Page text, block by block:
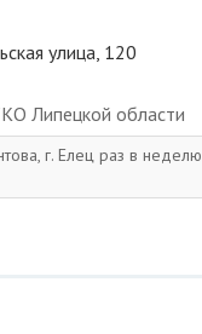
улица, 120
Липецкой области
г. Елец раз в неделю